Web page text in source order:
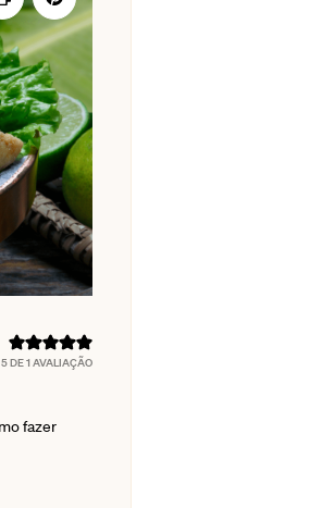
5DE 1 AVALIAÇÃO
fazer